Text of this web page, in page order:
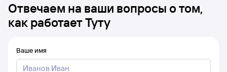
Отвечаем на ваши вопросы о том,
как работает Туту
Ваше имя